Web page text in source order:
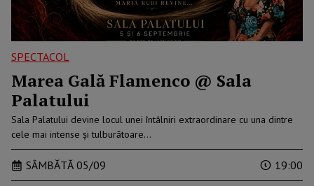
SPECTACOL
Marea Gală Flamenco @ Sala
Palatului
Sala Palatului devine locul unei întâlniri extraordinare cu una dintre
cele mai intense și tulburătoare…
SÂMBĂTĂ 05/09 19:00